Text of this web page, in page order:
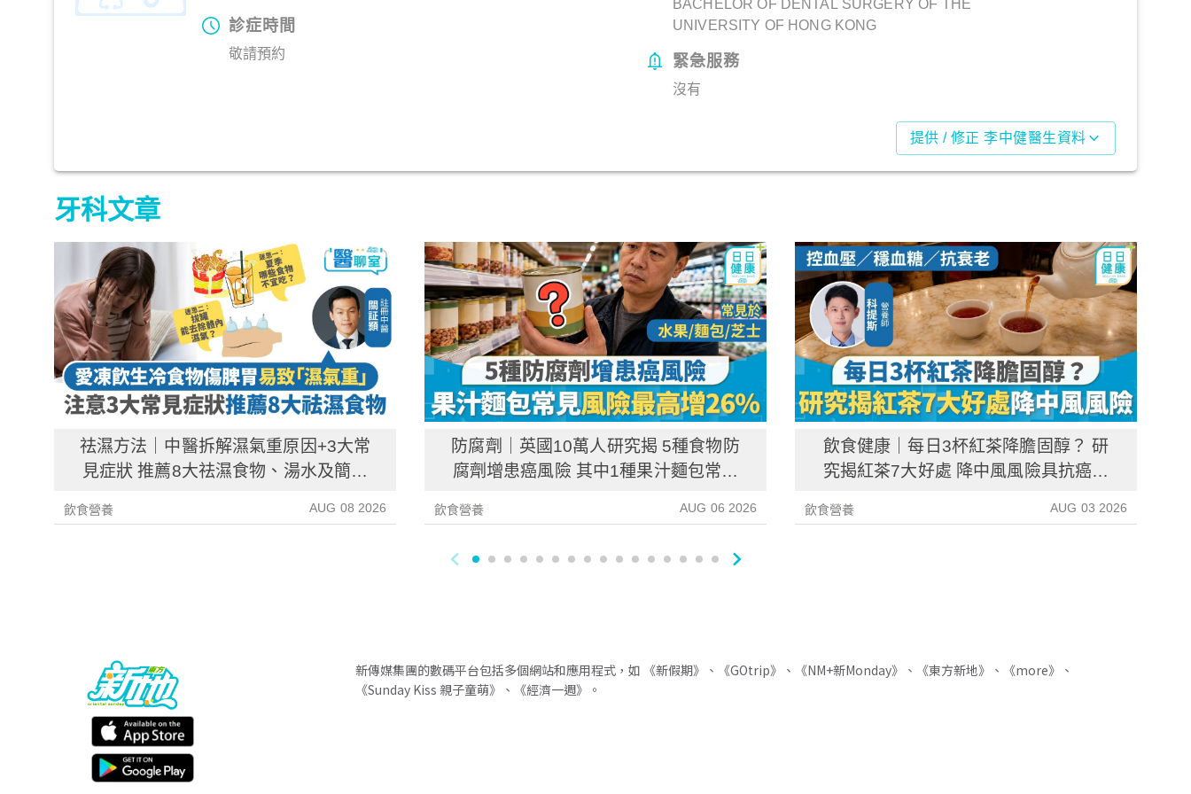
診症時間
敬請預約
BACHELOR OF DENTAL SURGERY OF THE
UNIVERSITY OF HONG KONG
緊急服務
沒有
提供 / 修正 李中健醫生資料
牙科文章
祛濕方法｜中醫拆解濕氣重原因+3大常
見症狀 推薦8大祛濕食物、湯水及簡單
飲食營養 AUG 08 2026
防腐劑｜英國10萬人研究揭 5種食物防
腐劑增患癌風險 其中1種果汁麵包常見
飲食營養 AUG 06 2026
飲食健康｜每日3杯紅茶降膽固醇？ 研
究揭紅茶7大好處 降中風風險具抗癌潛
飲食營養 AUG 03 2026